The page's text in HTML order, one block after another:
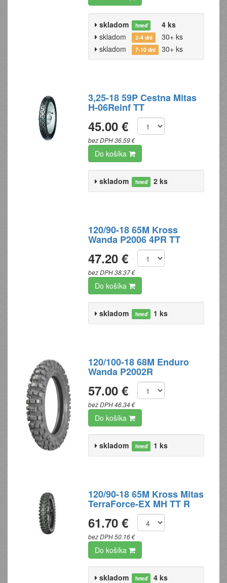
skladom hneď
4 ks
skladom
2-4 dni
30+ ks
skladom
7-10 dní 30+ ks
3,25-18 59P Cestna Mitas
H-06Reinf TT
45.00 €
bez DPH 36.59 €
Do košíka
skladom hneď 2 ks
120/90-18 65M Kross
Wanda P2006 4PR TT
47.20 €
bez DPH 38.37 €
Do košíka
skladom hneď 1 ks
120/100-18 68M Enduro
Wanda P2002R
57.00 €
bez DPH 46.34 €
Do košíka
skladom hneď 1 ks
120/90-18 65M Kross Mitas
TerraForce-EX MH TT R
61.70 €
bez DPH 50.16 €
Do košíka
skladom hneď 4 ks